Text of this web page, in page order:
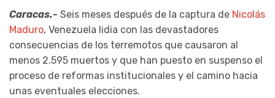
Caracas.- Seis meses después de la captura de Nicolás
Maduro, Venezuela lidia con las devastadores
consecuencias de los terremotos que causaron al
menos 2.595 muertos y que han puesto en suspenso el
proceso de reformas institucionales y el camino hacia
unas eventuales elecciones.